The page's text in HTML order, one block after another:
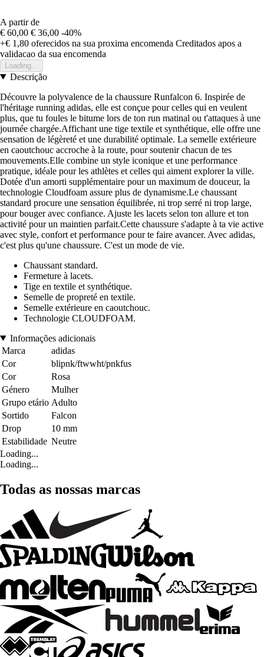
A partir de
€ 60,00 € 36,00 -40%
+€ 1,80 oferecidos na sua proxima encomenda Creditados apos a
validacao da sua encomenda
Loading...
Descrição
Découvre la polyvalence de la chaussure Runfalcon 6. Inspirée de
l'héritage running adidas, elle est conçue pour celles qui en veulent
plus, que tu foules le bitume lors de ton run matinal ou t'attaques à une
journée chargée.Affichant une tige textile et synthétique, elle offre une
sensation de légèreté et une durabilité optimale. La semelle extérieure
en caoutchouc accroche à la route, pour soutenir chacun de tes
mouvements.Elle combine un style iconique et une performance
pratique, idéale pour les athlètes et celles qui aiment explorer la ville.
Dotée d'un amorti supplémentaire pour un maximum de douceur, la
technologie Cloudfoam assure plus de dynamisme.Le chaussant
standard procure une sensation équilibrée, ni trop serré ni trop large,
pour bouger avec confiance. Ajuste les lacets selon ton allure et ton
activité pour un maintien parfait.Cette chaussure s'adapte à ta vie active
avec style, confort et performance pour te faire avancer. Avec adidas,
c'est plus qu'une chaussure. C'est un mode de vie.
Chaussant standard.
Fermeture à lacets.
Tige en textile et synthétique.
Semelle de propreté en textile.
Semelle extérieure en caoutchouc.
Technologie CLOUDFOAM.
Informações adicionais
Marca
adidas
Cor
blipnk/ftwwht/pnkfus
Cor
Rosa
Género
Mulher
Grupo etário Adulto
Sortido
Falcon
Drop
10 mm
Estabilidade Neutre
Loading...
Loading...
Todas as nossas marcas